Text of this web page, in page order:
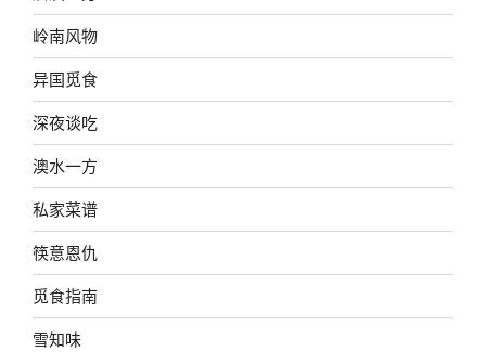
岭南风物
异国觅食
深夜谈吃
澳水一方
私家菜谱
筷意恩仇
觅食指南
雪知味